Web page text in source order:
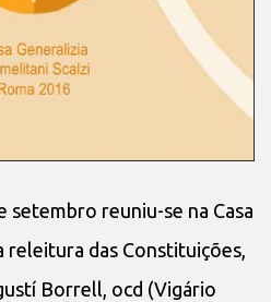
setembro reuniu-se na Casa
releitura das Constituições,
Borrell, ocd (Vigário